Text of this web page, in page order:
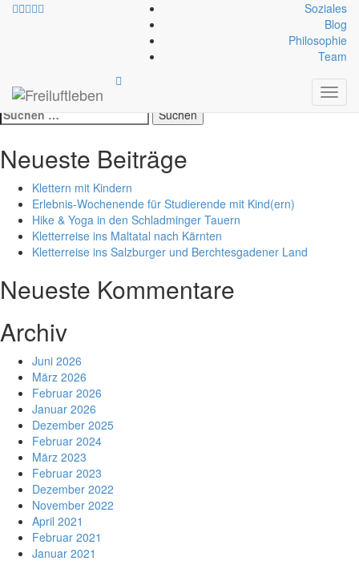
Soziales
Blog
Philosophie
Team
Datei-Schlagwort: seilschaft
Test Suche /Test Suche
Suche
nach:
Neueste Beiträge
Klettern mit Kindern
Erlebnis-Wochenende für Studierende mit Kind(ern)
Hike & Yoga in den Schladminger Tauern
Kletterreise ins Maltatal nach Kärnten
Kletterreise ins Salzburger und Berchtesgadener Land
Neueste Kommentare
Archiv
Juni 2026
März 2026
Februar 2026
Januar 2026
Dezember 2025
Februar 2024
März 2023
Februar 2023
Dezember 2022
November 2022
April 2021
Februar 2021
Januar 2021